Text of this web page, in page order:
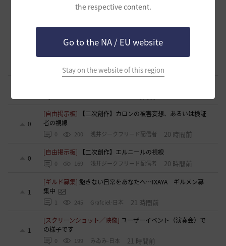
the respective content.
Go to the NA / EU website
Stay on the website of this region
[意見掲示板]「制裁」という表現について
[ギルド募集]
ギルチャ完全無言推奨・ソロ向けギルド「スト
レイキャッツ」メンバー募集（ギルドボス有・スキル目当て
◎）
くろいばら 15 時間前
0
[自由掲示板]
【二次創作】カロンの被害妄想、あるいは検証
者の視線
0 200 浅井ジークフリード配信者 20 時間前
0
[自由掲示板] 【二次創作】エルニールの視線
0 169 浅井ジークフリード配信者 20 時間前
1
[ギルド募集]飽きない日常をあなたへ…IXAYA ギルメン募
集中
1 245 Grafciel-日本 21 時間前
1
[スクリーンショット／映像] ユーザーイベント（演奏会）で
の様子です
0 199 みゐみ-日本 21 時間前